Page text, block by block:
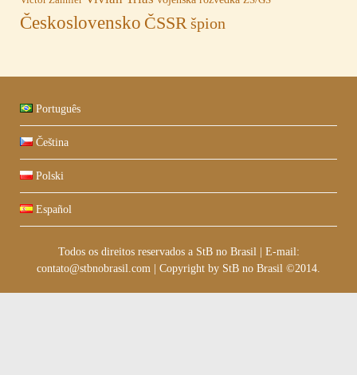
Československo ČSSRšpion
Português
Čeština
Polski
Español
Todos os direitos reservados a StB no Brasil
E-mail:
contato@stbnobrasil.com
Copyright by StB no Brasil ©2014.